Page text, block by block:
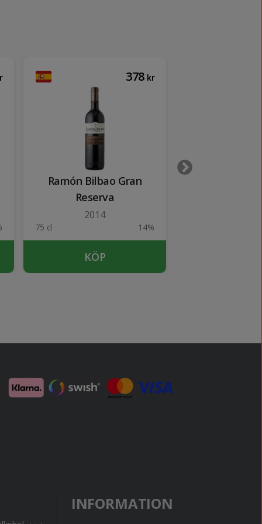
378 kr
Ramón Bilbao Gran
Reserva
2014
75 cl 14%
KÖP
INFORMATION